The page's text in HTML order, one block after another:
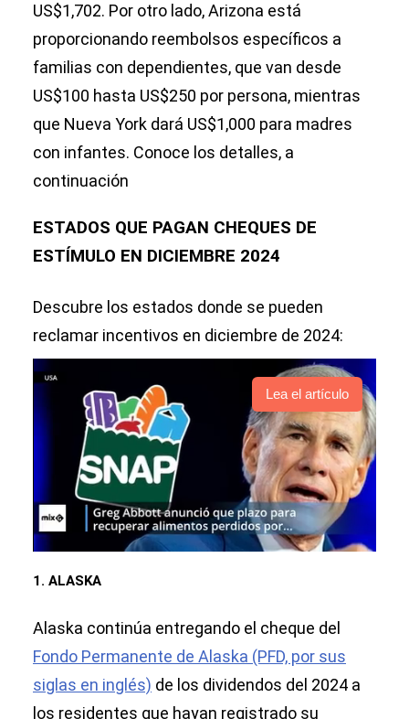
US$1,702. Por otro lado, Arizona está
proporcionando reembolsos específicos a
familias con dependientes, que van desde
US$100 hasta US$250 por persona, mientras
que Nueva York dará US$1,000 para madres
con infantes. Conoce los detalles, a
continuación
ESTADOS QUE PAGAN CHEQUES DE
ESTÍMULO EN DICIEMBRE 2024
Descubre los estados donde se pueden
reclamar incentivos en diciembre de 2024:
Lea el artículo
1. ALASKA
Alaska continúa entregando el cheque del
Fondo Permanente de Alaska (PFD, por sus
siglas en inglés) de los dividendos del 2024 a
los residentes que hayan registrado su